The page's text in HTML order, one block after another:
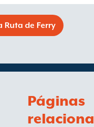
Ruta de Ferry
Páginas